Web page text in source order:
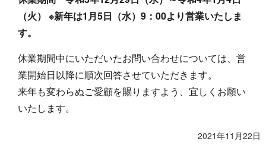
（火） ※新年は1月5日（水）9：00より営業いたしま
す。
休業期間中にいただいたお問い合わせについては、営
業開始日以降に順次回答させていただきます。
来年も変わらぬご愛顧を賜りますよう、宜しくお願い
いたします。
2021年11月22日